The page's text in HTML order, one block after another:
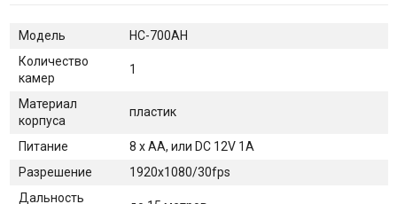
Модель
HC-700AH
Количество
камер
1
Материал
корпуса
пластик
Питание
8 х АА, или DC 12V 1А
Разрешение
1920х1080/30fps
Дальность